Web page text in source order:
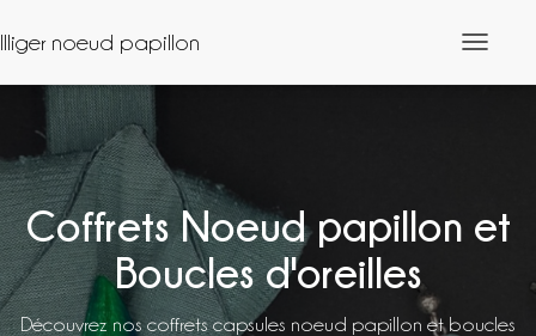
Illiger noeud papillon
Coffrets Noeud papillon et
Boucles d'oreilles
Découvrez nos coffrets capsules noeud papillon et boucles